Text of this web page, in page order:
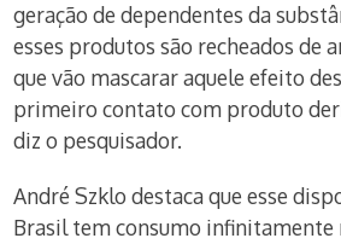
geração de dependentes da
esses produtos são recheados de
que vão mascarar aquele efeito
primeiro contato com produto
diz o pesquisador.
André Szklo destaca que esse
Brasil tem consumo infinitamente